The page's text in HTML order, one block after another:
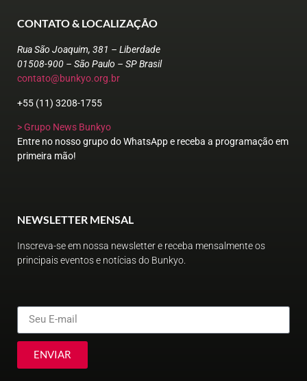
CONTATO & LOCALIZAÇÃO
Rua São Joaquim, 381 – Liberdade
01508-900 – São Paulo – SP Brasil
contato@bunkyo.org.br
+55 (11) 3208-1755
> Grupo News Bunkyo
Entre no nosso grupo do WhatsApp e receba a programação em
primeira mão!
NEWSLETTER MENSAL
Inscreva-se em nossa newsletter e receba mensalmente os
principais eventos e notícias do Bunkyo.
ENVIAR